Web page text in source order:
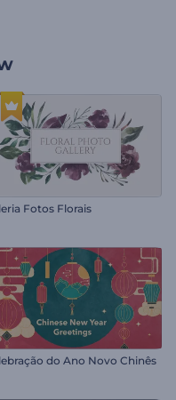
Fotos Florais
do Ano Novo Chinês